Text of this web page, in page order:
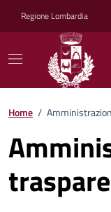
Regione Lombardia
Home /